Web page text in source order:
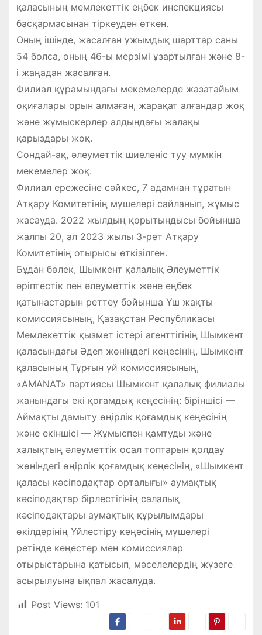
қаласының мемлекеттік еңбек инспекциясы
басқармасынан тіркеуден өткен.
Оның ішінде, жасалған ұжымдық шарттар саны
54 болса, оның 46-ы мерзімі ұзартылған және 8-
і жаңадан жасалған.
Филиал құрамындағы мекемелерде жазатайым
оқиғалары орын алмаған, жарақат алғандар жоқ
және жұмыскерлер алдындағы жалақы
қарыздары жоқ.
Сондай-ақ, әлеуметтік шиеленіс туу мүмкін
мекемелер жоқ.
Филиал ережесіне сәйкес, 7 адамнан тұратын
Атқару Комитетінің мүшелері сайланып, жұмыс
жасауда. 2022 жылдың қорытындысы бойынша
жалпы 20, ал 2023 жылы 3-рет Атқару
Комитетінің отырысы өткізілген.
Бұдан бөлек, Шымкент қалалық Әлеуметтік
әріптестік пен әлеуметтік және еңбек
қатынастарын реттеу бойынша Үш жақты
комиссиясының, Қазақстан Республикасы
Мемлекеттік қызмет істері агенттігінің Шымкент
қаласындағы Әдеп жөніндегі кеңесінің, Шымкент
қаласының Тұрғын үй комиссиясының,
«AMANAT» партиясы Шымкент қалалық филиалы
жанындағы екі қоғамдық кеңесінің: біріншісі —
Аймақты дамыту өңірлік қоғамдық кеңесінің
және екіншісі — Жұмыспен қамтуды және
халықтың әлеуметтік осал топтарын қолдау
жөніндегі өңірлік қоғамдық кеңесінің, «Шымкент
қаласы кәсіподақтар орталығы» аумақтық
кәсіподақтар бірлестігінің салалық
кәсіподақтары аумақтық құрылымдары
өкілдерінің Үйлестіру кеңесінің мүшелері
ретінде кеңестер мен комиссиялар
отырыстарына қатысып, мәселелердің жүзеге
асырылуына ықпал жасалуда.
Post Views: 101